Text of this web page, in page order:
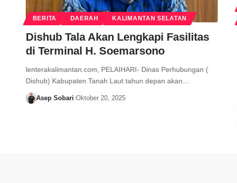
BERITA DAERAH KALIMANTAN SELATAN
Dishub Tala Akan Lengkapi Fasilitas
di Terminal H. Soemarsono
lenterakalimantan.com, PELAIHARI- Dinas Perhubungan (
Dishub) Kabupaten Tanah Laut tahun depan akan…
Asep Sobari Oktober 20, 2025